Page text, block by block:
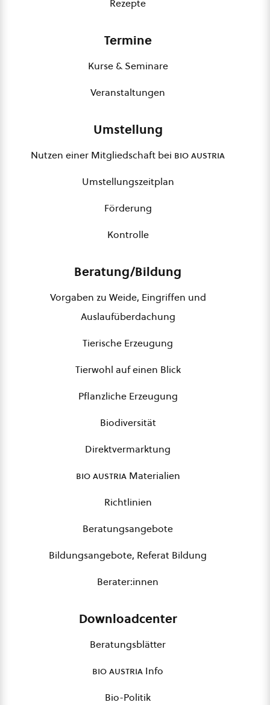
Rezepte
Termine
Kurse & Seminare
Veranstaltungen
Umstellung
Nutzen einer Mitgliedschaft bei bio austria
Umstellungszeitplan
Förderung
Kontrolle
Beratung/Bildung
Vorgaben zu Weide, Eingriffen und
Auslaufüberdachung
Tierische Erzeugung
Tierwohl auf einen Blick
Pflanzliche Erzeugung
Biodiversität
Direktvermarktung
bio austriaMaterialien
Richtlinien
Beratungsangebote
Bildungsangebote, Referat Bildung
Berater:innen
Downloadcenter
Beratungsblätter
bio austria Info
Bio-Politik